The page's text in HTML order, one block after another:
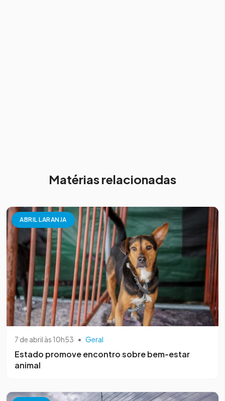
Matérias relacionadas
ABRIL LARANJA
7 de abril às 10h53 • Geral
Estado promove encontro sobre bem-estar
animal